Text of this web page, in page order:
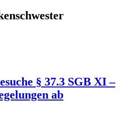
§ 37.3 SGB XI –
ab